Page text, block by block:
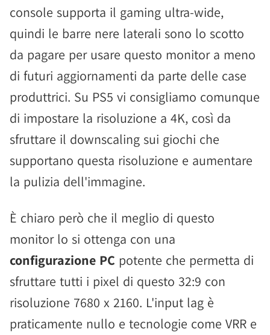
console supporta il gaming ultra-wide,
quindi le barre nere laterali sono lo scotto
da pagare per usare questo monitor a meno
di futuri aggiornamenti da parte delle case
produttrici. Su PS5 vi consigliamo comunque
di impostare la risoluzione a 4K, così da
sfruttare il downscaling sui giochi che
supportano questa risoluzione e aumentare
la pulizia dell'immagine.
È chiaro però che il meglio di questo
monitor lo si ottenga con una
configurazione PC potente che permetta di
sfruttare tutti i pixel di questo 32:9 con
risoluzione 7680 x 2160. L'input lag è
praticamente nullo e tecnologie come VRR e